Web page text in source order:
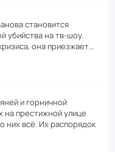
стано­вится
убийства на тв-шоу.
она приезжает…
и горни­чной
на прес­ти­жной улице
них всё. Их распо­рядок